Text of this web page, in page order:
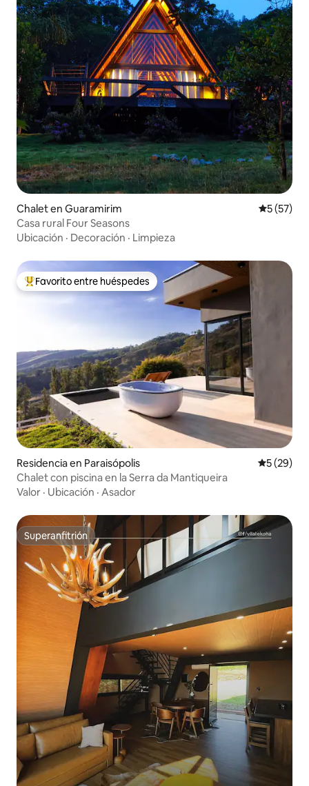
Chalet en Guaramirim
5 (57)
Casa rural Four Seasons
Ubicación · Decoración · Limpieza
De los mejores en Favorito entre huéspedes
Favorito entre huéspedes
Residencia en Paraisópolis
5 (29)
Chalet con piscina en la Serra da Mantiqueira
Valor · Ubicación · Asador
Superanfitrión
Superanfitrión